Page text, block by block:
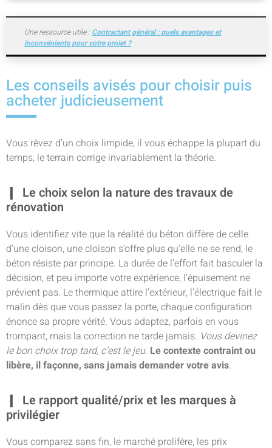
Une ressource utile : Contractant général : quels avantages et
inconvénients pour votre projet ?
Les conseils avisés pour choisir puis
acheter judicieusement
Vous rêvez d’un choix limpide, il vous échappe la plupart du
temps, le terrain corrige invariablement la théorie.
Le choix selon la nature des travaux de
rénovation
Vous identifiez vite que la réalité du béton diffère de celle
d’une cloison, une cloison s’offre plus qu’elle ne se rend, le
béton résiste par principe. La durée de l’effort fait basculer la
décision, et peu importe votre expérience, l’épuisement ne
prévient pas. Le thermique attire l’extérieur, l’électrique fait le
malin dès que vous passez la porte, chaque configuration
énonce sa propre vérité. Vous adaptez, parfois en vous
trompant, mais la correction ne tarde jamais. Vous devinez
le bon choix trop tard, c’est le jeu. Le contexte contraint ou
libère, il façonne, sans jamais demander votre avis.
Le rapport qualité/prix et les marques à
privilégier
Vous comparez sans fin, le marché prolifère, les prix